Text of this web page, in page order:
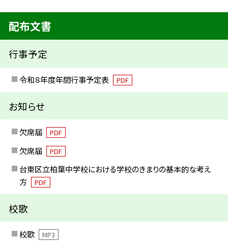
配布文書
行事予定
令和８年度年間行事予定表 PDF
お知らせ
欠席届 PDF
欠席届 PDF
台東区立柏葉中学校における学校のきまりの基本的な考え
方
PDF
校歌
校歌 MP3